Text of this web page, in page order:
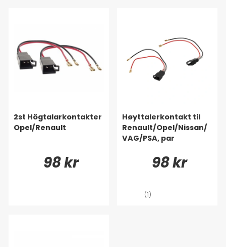
2st Högtalarkontakter
Opel/Renault
98 kr
Høyttalerkontakt til
Renault/Opel/Nissan/
VAG/PSA, par
98 kr
(1)